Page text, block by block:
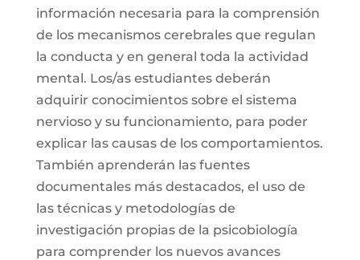
información necesaria para la comprensión
de los mecanismos cerebrales que regulan
la conducta y en general toda la actividad
mental. Los/as estudiantes deberán
adquirir conocimientos sobre el sistema
nervioso y su funcionamiento, para poder
explicar las causas de los comportamientos.
También aprenderán las fuentes
documentales más destacados, el uso de
las técnicas y metodologías de
investigación propias de la psicobiología
para comprender los nuevos avances